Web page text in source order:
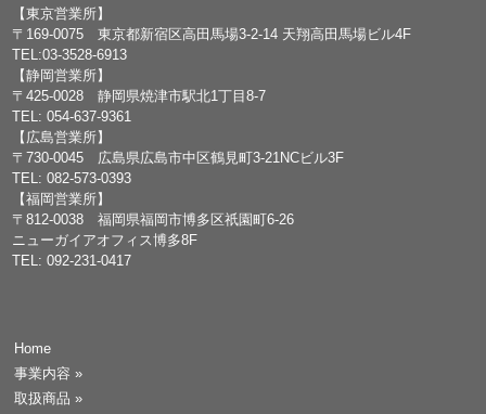
【東京営業所】
〒169-0075 東京都新宿区高田馬場3-2-14 天翔高田馬場ビル4F
TEL:03-3528-6913
【静岡営業所】
〒425-0028 静岡県焼津市駅北1丁目8-7
TEL: 054-637-9361
【広島営業所】
〒730-0045 広島県広島市中区鶴見町3-21NCビル3F
TEL: 082-573-0393
【福岡営業所】
〒812-0038 福岡県福岡市博多区祇園町6-26
ニューガイアオフィス博多8F
TEL: 092-231-0417
Home
事業内容 »
取扱商品 »